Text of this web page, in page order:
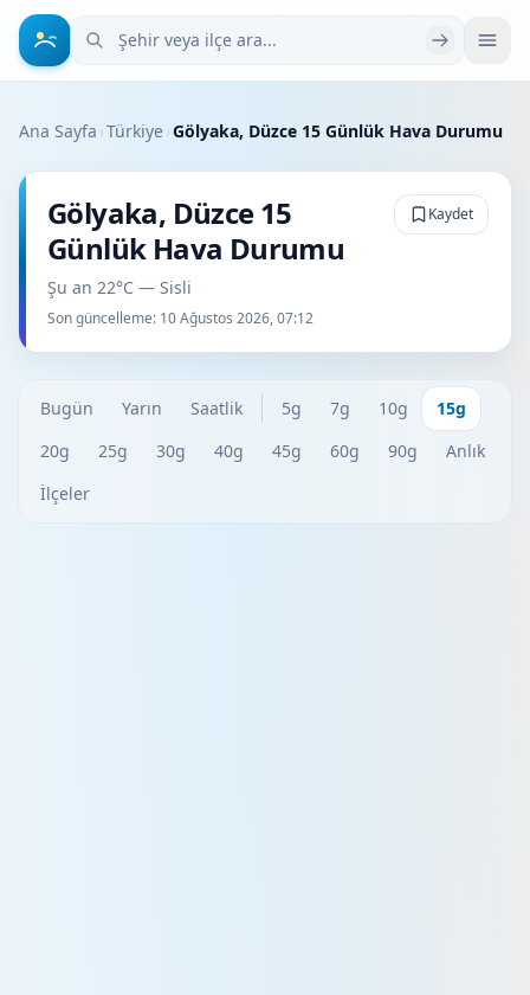
Şehir veya ilçe ara
Ana Sayfa ›Türkiye›Gölyaka, Düzce 15 Günlük Hava Durumu
Gölyaka, Düzce 15
Günlük Hava Durumu
Şu an 22°C — Sisli
Son güncelleme: 10 Ağustos 2026, 07:12
Kaydet
Bugün Yarın Saatlik 5g 7g 10g
15g
20g
25g 30g 40g 45g 60g 90g
Anlık
İlçeler